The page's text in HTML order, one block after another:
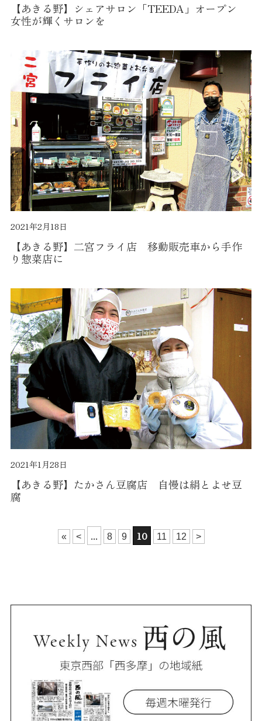
【あきる野】シェアサロン「TEEDA」オープン
女性が輝くサロンを
2021年2月18日
【あきる野】二宮フライ店 移動販売車から手作
り惣菜店に
2021年1月28日
【あきる野】たかさん豆腐店 自慢は絹とよせ豆
腐
« < ... 8 9 10 11 12 >